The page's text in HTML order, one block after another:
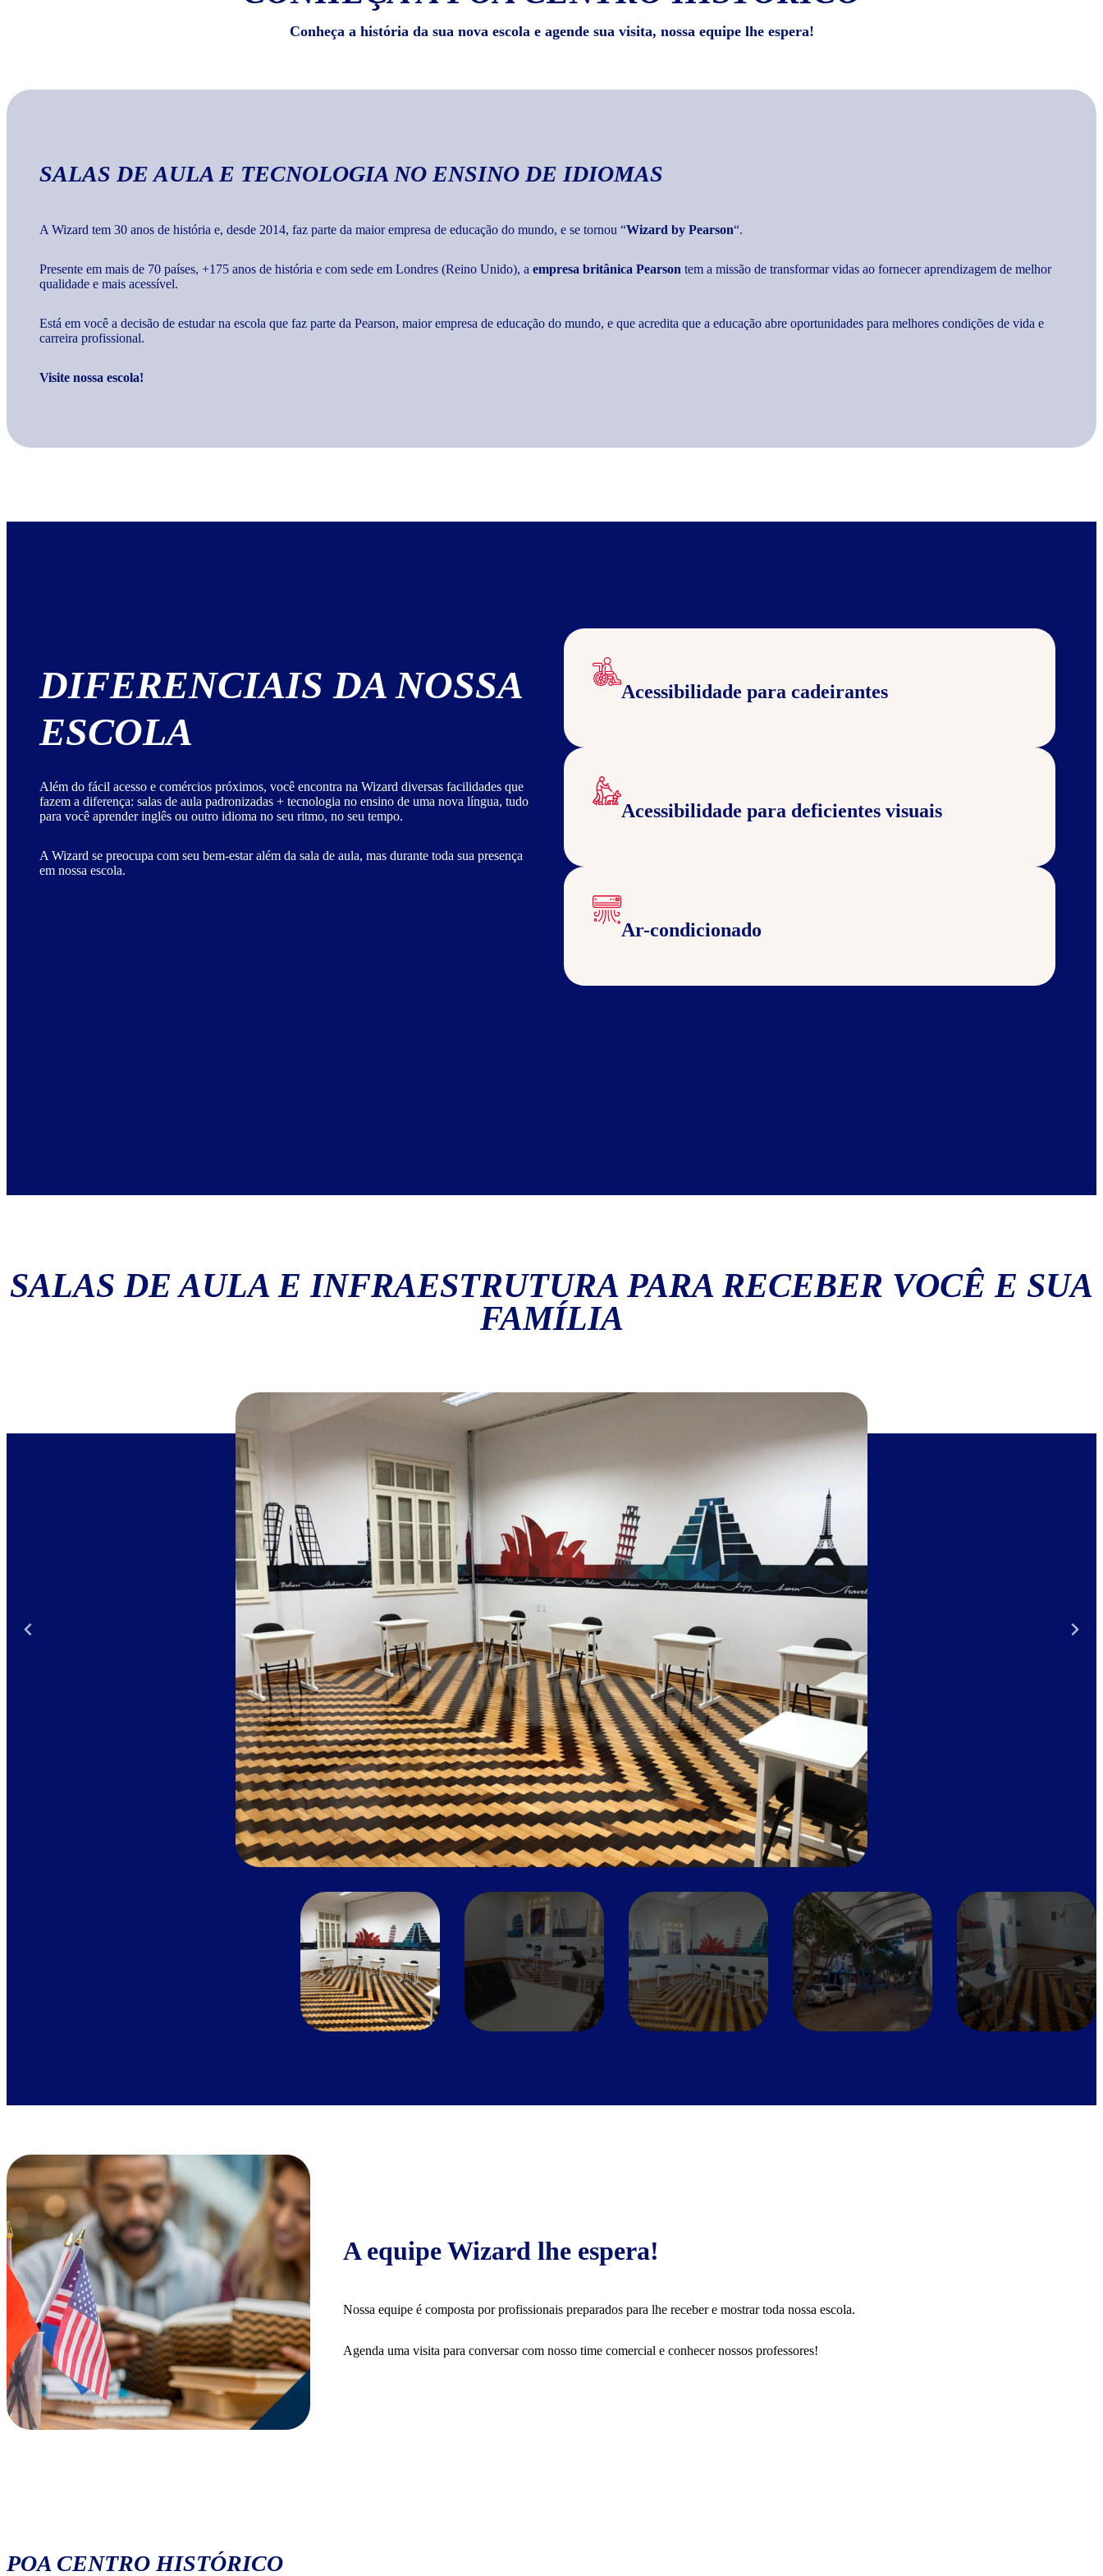
Conheça a história da sua nova escola e agende sua visita, nossa equipe lhe espera!
SALAS DE AULA E TECNOLOGIA NO ENSINO DE IDIOMAS
A Wizard tem 30 anos de história e, desde 2014, faz parte da maior empresa de educação do mundo, e se tornou “Wizard by Pearson“.
Presente em mais de 70 países, +175 anos de história e com sede em Londres (Reino Unido), a empresa britânica Pearson tem a missão de transformar vidas ao fornecer aprendizagem de melhor
qualidade e mais acessível.
Está em você a decisão de estudar na escola que faz parte da Pearson, maior empresa de educação do mundo, e que acredita que a educação abre oportunidades para melhores condições de vida e
carreira profissional.
Visite nossa escola!
DIFERENCIAIS DA NOSSA
ESCOLA
Além do fácil acesso e comércios próximos, você encontra na Wizard diversas facilidades que
fazem a diferença: salas de aula padronizadas + tecnologia no ensino de uma nova língua, tudo
para você aprender inglês ou outro idioma no seu ritmo, no seu tempo.
A Wizard se preocupa com seu bem-estar além da sala de aula, mas durante toda sua presença
em nossa escola.
Acessibilidade para cadeirantes
Acessibilidade para deficientes visuais
Ar-condicionado
SALAS DE AULA E INFRAESTRUTURAPARA RECEBER VOCÊ E SUA
FAMÍLIA
A equipe Wizard lhe espera!
Nossa equipe é composta por profissionais preparados para lhe receber e mostrar toda nossa escola.
Agenda uma visita para conversar com nosso time comercial e conhecer nossos professores!
POA CENTRO HISTÓRICO